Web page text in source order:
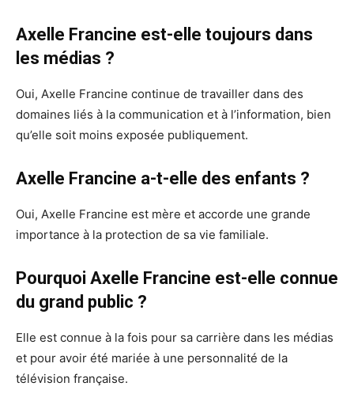
Axelle Francine est-elle toujours dans
les médias ?
Oui, Axelle Francine continue de travailler dans des
domaines liés à la communication et à l’information, bien
qu’elle soit moins exposée publiquement.
Axelle Francine a-t-elle des enfants ?
Oui, Axelle Francine est mère et accorde une grande
importance à la protection de sa vie familiale.
Pourquoi Axelle Francine est-elle connue
du grand public ?
Elle est connue à la fois pour sa carrière dans les médias
et pour avoir été mariée à une personnalité de la
télévision française.